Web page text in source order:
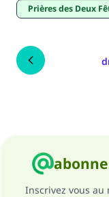
prières des Deux
Inscrivez vous